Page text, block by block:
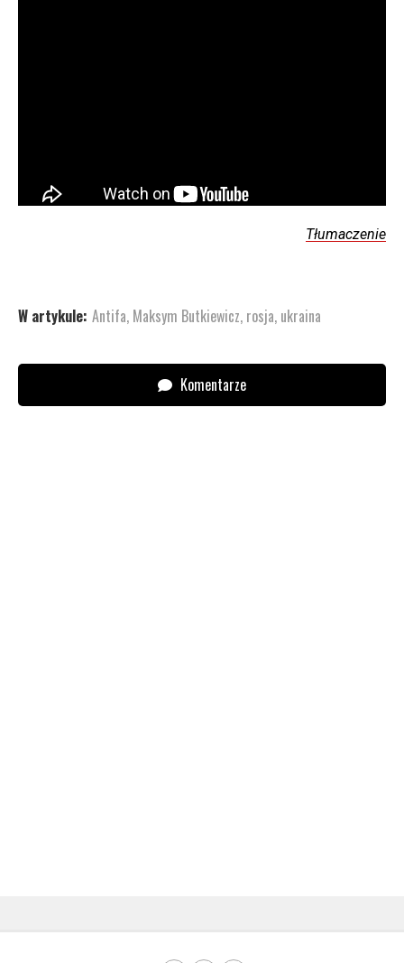
Tłumaczenie
W artykule: Antifa, Maksym Butkiewicz, rosja, ukraina
Komentarze